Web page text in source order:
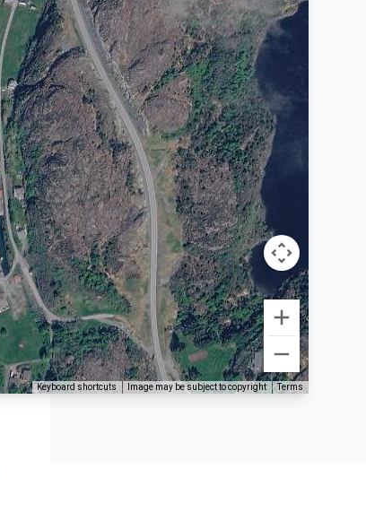
Keyboard shortcuts Image may be subject to copyright Terms